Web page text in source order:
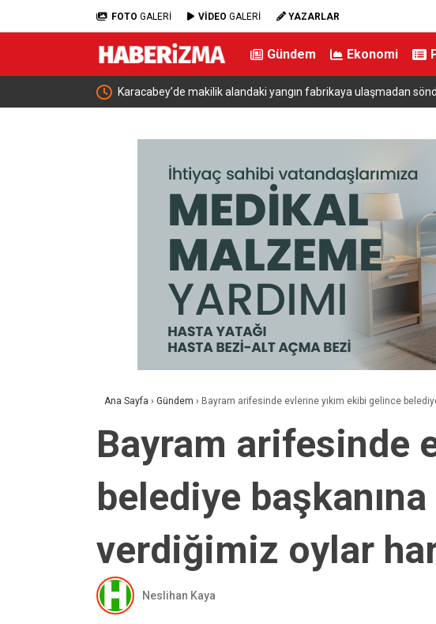
FOTO GALERİ VİDEO GALERİ YAZARLAR
Gündem Ekonomi
Karacabey’de makilik alandaki yangın fabrikaya ulaşmadan
Ana Sayfa › Gündem › Bayram arifesinde evlerine yıkım ekibi gelince
Bayram arifesinde
belediye başkanına
verdiğimiz oylar
Neslihan Kaya